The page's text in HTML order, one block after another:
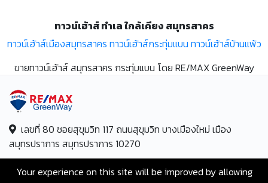
ทาวน์เฮ้าส์ ทำเล ใกล้เคียง สมุทรสาคร
ทาวน์เฮ้าส์เมืองสมุทรสาคร ทาวน์เฮ้าส์กระทุ่มแบน ทาวน์เฮ้าส์บ้านแพ้ว
ขายทาวน์เฮ้าส์ สมุทรสาคร กระทุ่มแบน โดย RE/MAX GreenWay
เลขที่ 80 ซอยสุขุมวิท 117 ถนนสุขุมวิท บางเมืองใหม่ เมือง
สมุทรปราการ สมุทรปราการ 10270
Hotline:+66-2-840-2224, 081-638-9190
Your experience on this site will be improved by allowing